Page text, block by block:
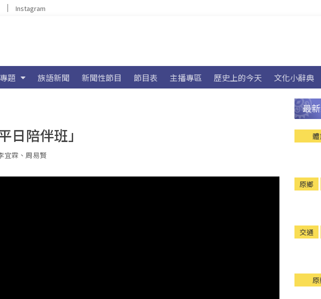
Instagram
專題 族語新聞 新聞性節目 節目表 主播專區 歷史上的今天 文化小辭典
日陪伴班」
宜霖 、 周易賢
最
原鄉
交通